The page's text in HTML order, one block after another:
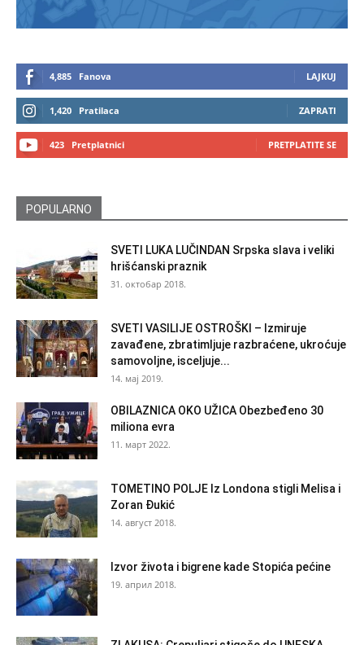
4,885 Fanova LAJKUJ
1,420 Pratilaca ZAPRATI
423 Pretplatnici PRETPLATITE SE
POPULARNO
SVETI LUKA LUČINDAN Srpska slava i veliki
hrišćanski praznik
31. октобар 2018.
SVETI VASILIJE OSTROŠKI – Izmiruje
zavađene, zbratimljuje razbraćene, ukroćuje
samovoljne, isceljuje...
14. мај 2019.
OBILAZNICA OKO UŽICA Obezbeđeno 30
miliona evra
11. март 2022.
TOMETINO POLJE Iz Londona stigli Melisa i
Zoran Đukić
14. август 2018.
Izvor života i bigrene kade Stopića pećine
19. април 2018.